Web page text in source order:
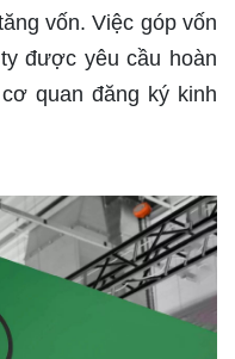
vốn. Việc góp vốn
được yêu cầu hoàn
quan đăng ký kinh